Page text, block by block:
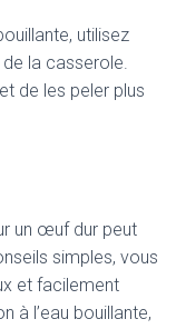
utilisez
la casserole.
de les peler plus
un œuf dur peut
simples, vous
et facilement
à l’eau bouillante,